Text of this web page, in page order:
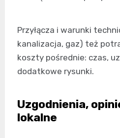
Przyłącza i warunki
kanalizacja, gaz) też
koszty pośrednie: czas,
dodatkowe rysunki.
Uzgodnienia,
lokalne